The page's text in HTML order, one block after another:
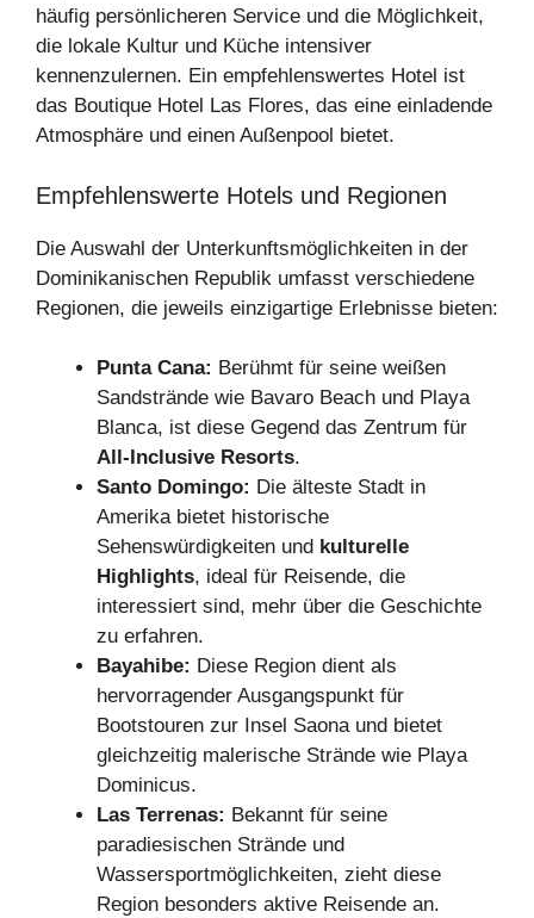
häufig persönlicheren Service und die Möglichkeit,
die lokale Kultur und Küche intensiver
kennenzulernen. Ein empfehlenswertes Hotel ist
das Boutique Hotel Las Flores, das eine einladende
Atmosphäre und einen Außenpool bietet.
Empfehlenswerte Hotels und Regionen
Die Auswahl der Unterkunftsmöglichkeiten in der
Dominikanischen Republik umfasst verschiedene
Regionen, die jeweils einzigartige Erlebnisse bieten:
Punta Cana: Berühmt für seine weißen
Sandstrände wie Bavaro Beach und Playa
Blanca, ist diese Gegend das Zentrum für
All-Inclusive Resorts.
Santo Domingo: Die älteste Stadt in
Amerika bietet historische
Sehenswürdigkeiten und kulturelle
Highlights, ideal für Reisende, die
interessiert sind, mehr über die Geschichte
zu erfahren.
Bayahibe: Diese Region dient als
hervorragender Ausgangspunkt für
Bootstouren zur Insel Saona und bietet
gleichzeitig malerische Strände wie Playa
Dominicus.
Las Terrenas: Bekannt für seine
paradiesischen Strände und
Wassersportmöglichkeiten, zieht diese
Region besonders aktive Reisende an.